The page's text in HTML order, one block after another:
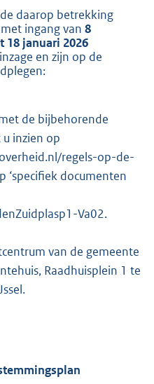
daarop betrekking
ingang van 8
18 januari 2026
en zijn op de
de bijbehorende
inzien op
regels-op-de-
‘specifiek documenten
Va02.
van de gemeente
Raadhuisplein 1 te